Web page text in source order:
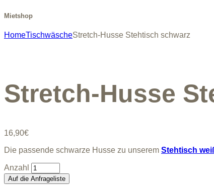
Mietshop
HomeTischwäscheStretch-Husse Stehtisch schwarz
Stretch-Husse
16,90€
Die passende schwarze Husse zu unserem Stehtisch
Stretch-
Husse
Stehtisch
Auf die Anfrageliste